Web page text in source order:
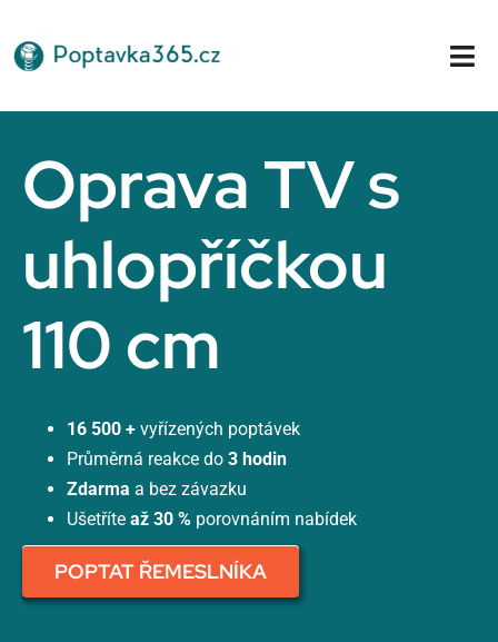
na
obsah
Oprava TV s
uhlopříčkou
110 cm
16 500 + vyřízených poptávek
Průměrná reakce do 3 hodin
Zdarma a bez závazku
Ušetříte až 30 %porovnáním nabídek
POPTAT ŘEMESLNÍKA